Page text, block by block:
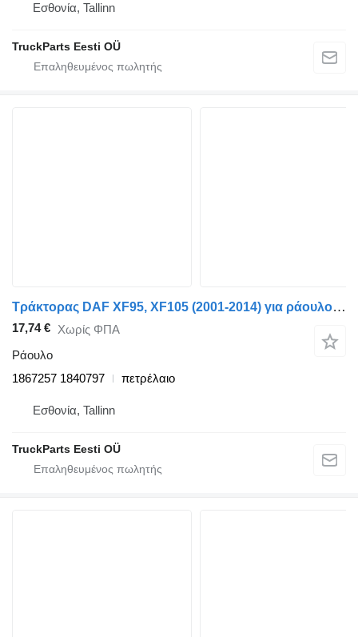
Εσθονία, Tallinn
TruckParts Eesti OÜ
Τράκτορας DAF XF95, XF105 (2001-2014) για ράουλο DAF XF105 (01.05-) 1867257 1840797
17,74 € Χωρίς ΦΠΑ
Ράουλο
1867257 1840797
πετρέλαιο
Εσθονία, Tallinn
TruckParts Eesti OÜ